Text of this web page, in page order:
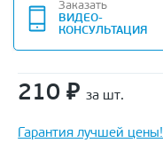
Заказать
ВИДЕО-
КОНСУЛЬТАЦИЯ
210 ₽ за шт.
Гарантия лучшей цены!